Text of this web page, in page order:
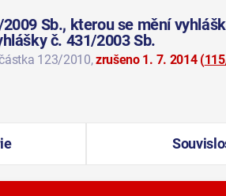
Sb., kterou se mění
č. 431/2003 Sb.
123/2010,zrušeno 1. 7. 2014(